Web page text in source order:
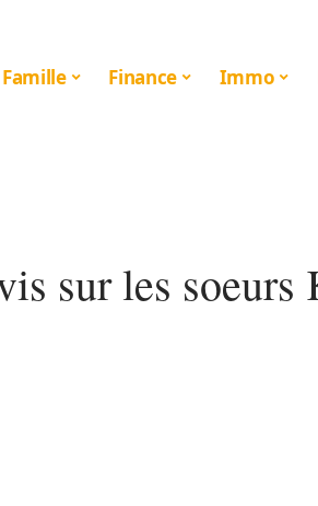
Famille Finance Immo
sur les soeurs